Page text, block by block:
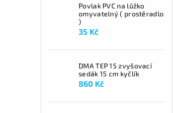
Povlak PVC na lůžko
omyvatelný ( prostěradlo
)
35 Kč
DMA TEP 15 zvyšovací
sedák 15 cm kyčlík
860 Kč